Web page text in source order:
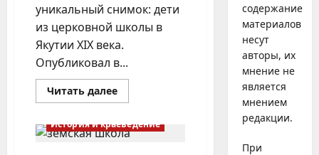
уникальный снимок: дети
из церковной школы в
Якутии XIX века.
Опубликовал в...
Читать далееПрочитать
больше
в
XIX
История и краеведение
содержание
материалов
несут
авторы, их
мнение не
является
мнением
редакции.
При